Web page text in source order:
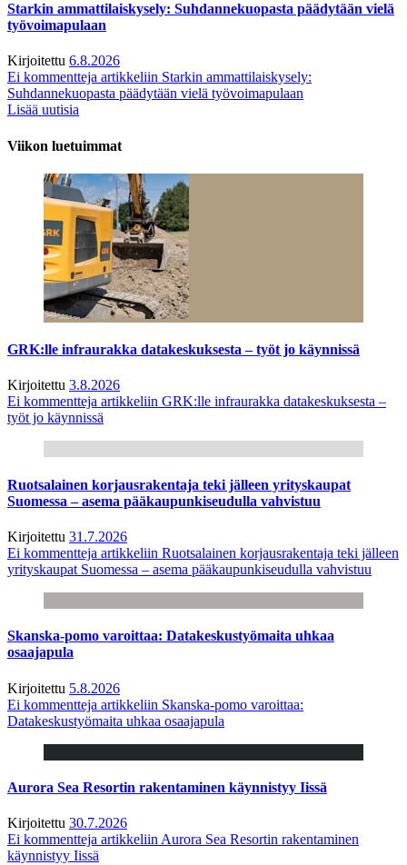
Starkin ammattilaiskysely: Suhdannekuopasta päädytään vielä
työvoimapulaan
Kirjoitettu 6.8.2026
Ei kommentteja artikkeliin Starkin ammattilaiskysely:
Suhdannekuopasta päädytään vielä työvoimapulaan
Lisää uutisia
Viikon luetuimmat
GRK:lle infraurakka datakeskuksesta – työt jo käynnissä
Kirjoitettu 3.8.2026
Ei kommentteja artikkeliin GRK:lle infraurakka datakeskuksesta –
työt jo käynnissä
Ruotsalainen korjausrakentaja teki jälleen yrityskaupat
Suomessa – asema pääkaupunkiseudulla vahvistuu
Kirjoitettu 31.7.2026
Ei kommentteja artikkeliin Ruotsalainen korjausrakentaja teki jälleen
yrityskaupat Suomessa – asema pääkaupunkiseudulla vahvistuu
Skanska-pomo varoittaa: Datakeskustyömaita uhkaa
osaajapula
Kirjoitettu 5.8.2026
Ei kommentteja artikkeliin Skanska-pomo varoittaa:
Datakeskustyömaita uhkaa osaajapula
Aurora Sea Resortin rakentaminen käynnistyy Iissä
Kirjoitettu 30.7.2026
Ei kommentteja artikkeliin Aurora Sea Resortin rakentaminen
käynnistyy Iissä